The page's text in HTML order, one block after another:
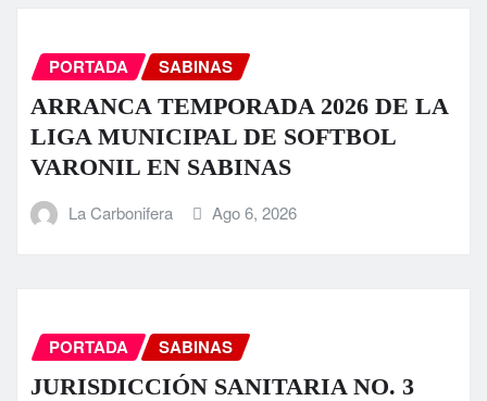
PORTADA SABINAS
ARRANCA TEMPORADA 2026 DE LA
LIGA MUNICIPAL DE SOFTBOL
VARONIL EN SABINAS
La Carbonifera Ago 6, 2026
PORTADA SABINAS
JURISDICCIÓN SANITARIA NO. 3